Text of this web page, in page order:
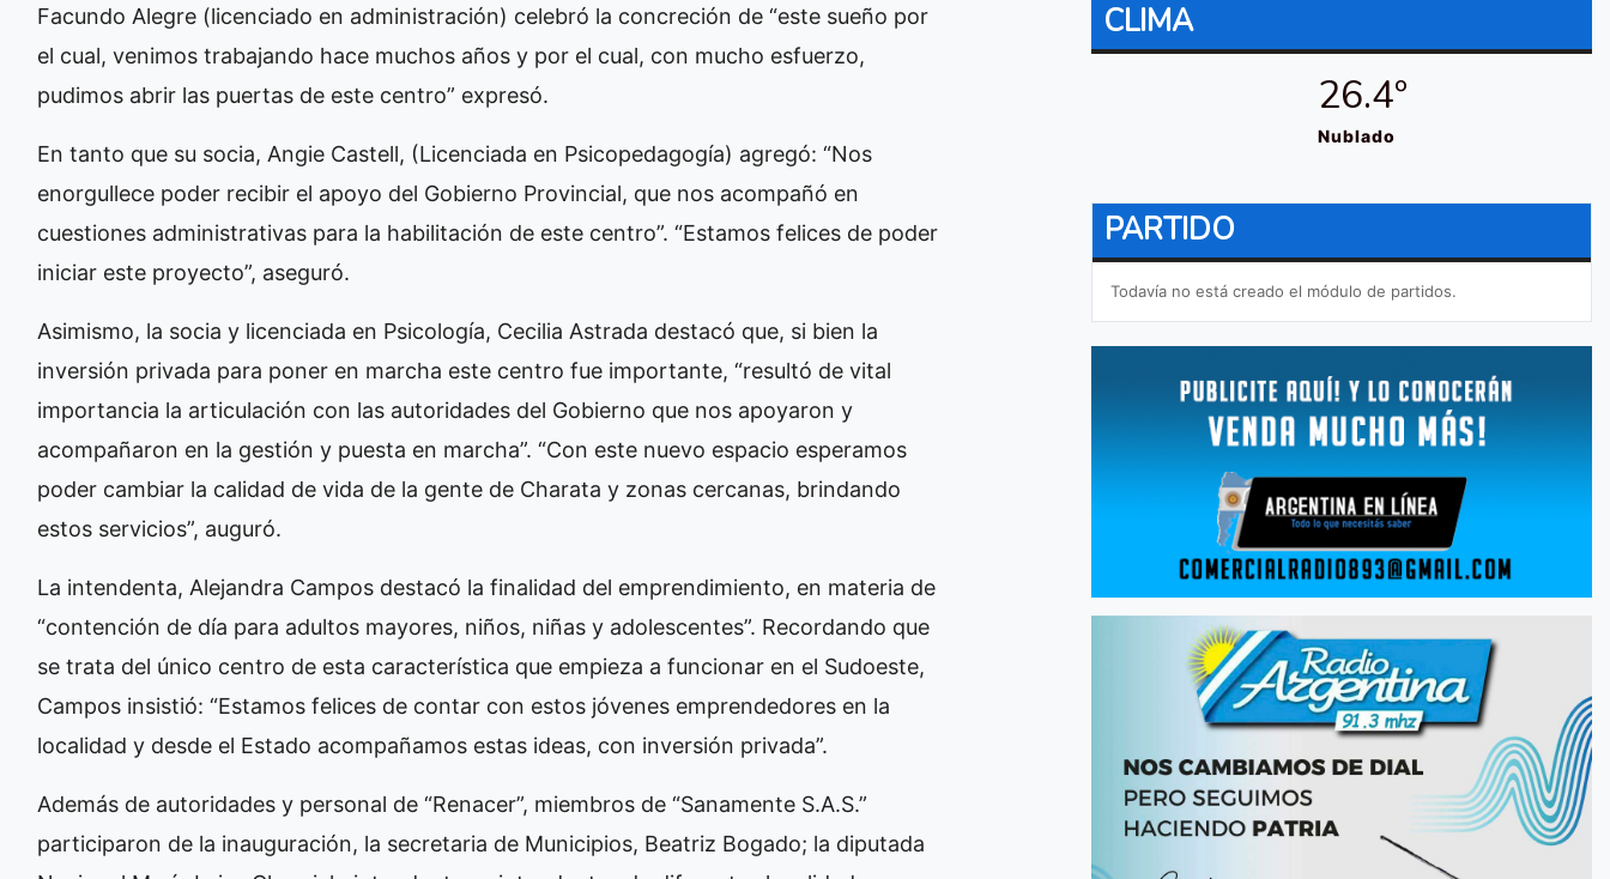
Facundo Alegre (licenciado en administración) celebró la concreción de “este sueño por
el cual, venimos trabajando hace muchos años y por el cual, con mucho esfuerzo,
pudimos abrir las puertas de este centro” expresó.
En tanto que su socia, Angie Castell, (Licenciada en Psicopedagogía) agregó: “Nos
enorgullece poder recibir el apoyo del Gobierno Provincial, que nos acompañó en
cuestiones administrativas para la habilitación de este centro”. “Estamos felices de poder
iniciar este proyecto”, aseguró.
Asimismo, la socia y licenciada en Psicología, Cecilia Astrada destacó que, si bien la
inversión privada para poner en marcha este centro fue importante, “resultó de vital
importancia la articulación con las autoridades del Gobierno que nos apoyaron y
acompañaron en la gestión y puesta en marcha”. “Con este nuevo espacio esperamos
poder cambiar la calidad de vida de la gente de Charata y zonas cercanas, brindando
estos servicios”, auguró.
La intendenta, Alejandra Campos destacó la finalidad del emprendimiento, en materia de
“contención de día para adultos mayores, niños, niñas y adolescentes”. Recordando que
se trata del único centro de esta característica que empieza a funcionar en el Sudoeste,
Campos insistió: “Estamos felices de contar con estos jóvenes emprendedores en la
localidad y desde el Estado acompañamos estas ideas, con inversión privada”.
Además de autoridades y personal de “Renacer”, miembros de “Sanamente S.A.S.”
participaron de la inauguración, la secretaria de Municipios, Beatriz Bogado; la diputada
CLIMA
26.4º
Nublado
PARTIDO
Todavía no está creado el módulo de partidos.